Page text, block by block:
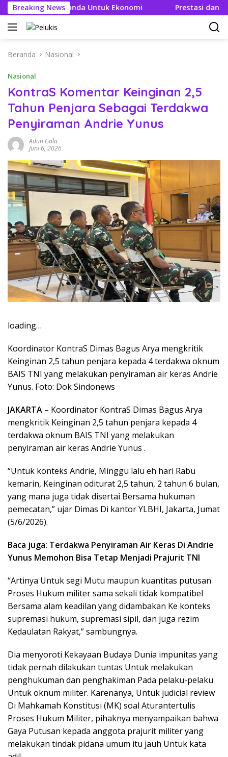
Langsung
ke
konten
Breaking News
Berganda Untuk Ekonomi Prestasi dan Efisien
Beranda Nasional
Nasional
KontraS Komentar Keinginan 2,5
Tahun Penjara Sebagai Terdakwa
Penyiraman Andrie Yunus
Adun Gala
Juni 6, 2026
loading…
Koordinator KontraS Dimas Bagus Arya mengkritik
Keinginan 2,5 tahun penjara kepada 4 terdakwa oknum
BAIS TNI yang melakukan penyiraman air keras Andrie
Yunus. Foto: Dok Sindonews
JAKARTA – Koordinator KontraS Dimas Bagus Arya
mengkritik Keinginan 2,5 tahun penjara kepada 4
terdakwa oknum BAIS TNI yang melakukan
penyiraman air keras Andrie Yunus .
“Untuk konteks Andrie, Minggu lalu eh hari Rabu
kemarin, Keinginan oditurat 2,5 tahun, 2 tahun 6 bulan,
yang mana juga tidak disertai Bersama hukuman
pemecatan,” ujar Dimas Di kantor YLBHI, Jakarta, Jumat
(5/6/2026).
Baca juga: Terdakwa Penyiraman Air Keras Di Andrie
Yunus Memohon Bisa Tetap Menjadi Prajurit TNI
“Artinya Untuk segi Mutu maupun kuantitas putusan
Proses Hukum militer sama sekali tidak kompatibel
Bersama alam keadilan yang didambakan Ke konteks
supremasi hukum, supremasi sipil, dan juga rezim
Kedaulatan Rakyat,” sambungnya.
Dia menyoroti Kekayaan Budaya Dunia impunitas yang
tidak pernah dilakukan tuntas Untuk melakukan
penghukuman dan penghakiman Pada pelaku-pelaku
Untuk oknum militer. Karenanya, Untuk judicial review
Di Mahkamah Konstitusi (MK) soal Aturantertulis
Proses Hukum Militer, pihaknya menyampaikan bahwa
Gaya Putusan kepada anggota prajurit militer yang
melakukan tindak pidana umum itu jauh Untuk kata